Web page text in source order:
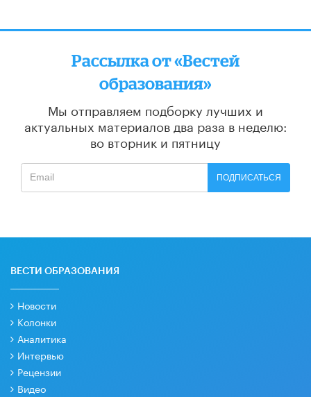
Рассылка от «Вестей
образования»
Мы отправляем подборку лучших и
актуальных материалов два раза в неделю:
во вторник и пятницу
ПОДПИСАТЬСЯ
ВЕСТИ ОБРАЗОВАНИЯ
Новости
Колонки
Аналитика
Интервью
Рецензии
Видео